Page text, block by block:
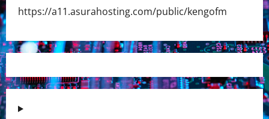
https://a11.asurahosting.com/public/kengofm